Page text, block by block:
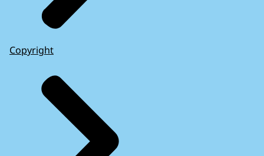
Copyright